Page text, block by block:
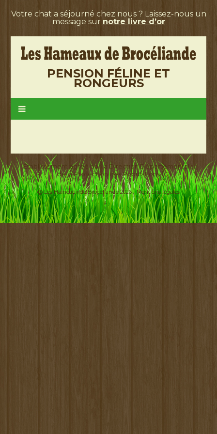
Votre chat a séjourné chez nous ? Laissez-nous un
message sur notre livre d’or
PENSION FÉLINE ET
RONGEURS
Etablissement agréé par la Direction Départementale
de la Protection des Populations
@ Les Hameaux de Brocéliande 2026 -Mentions légales